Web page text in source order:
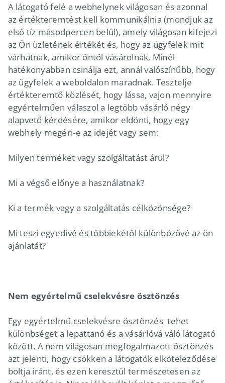
A látogató felé a webhelynek világosan és azonnal
az értékteremtést kell kommunikálnia (mondjuk az
első tíz másodpercen belül), amely világosan kifejezi
az Ön üzletének értékét és, hogy az ügyfelek mit
várhatnak, amikor öntől vásárolnak. Minél
hatékonyabban csinálja ezt, annál valószínűbb, hogy
az ügyfelek a weboldalon maradnak. Tesztelje
értékteremtő közlését, hogy lássa, vajon mennyire
egyértelműen válaszol a legtöbb vásárló négy
alapvető kérdésére, amikor eldönti, hogy egy
webhely megéri-e az idejét vagy sem:
Milyen terméket vagy szolgáltatást árul?
Mi a végső előnye a használatnak?
Ki a termék vagy a szolgáltatás célközönsége?
Mi teszi egyedivé és többiekétől különbözővé az ön
ajánlatát?
Nem egyértelmű cselekvésre ösztönzés
Egy egyértelmű cselekvésre ösztönzés tehet
különbséget a lepattanó és a vásárlóvá váló látogató
között. A nem világosan megfogalmazott ösztönzés
azt jelenti, hogy csökken a látogatók elköteleződése
boltja iránt, és ezen keresztül természetesen az